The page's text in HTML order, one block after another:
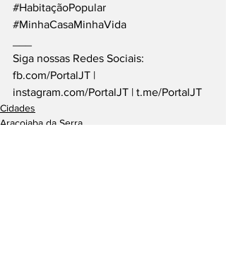
#HabitaçãoPopular
#MinhaCasaMinhaVida
Siga nossas Redes Sociais:
fb.com/PortalJT |
instagram.com/PortalJT | t.me/PortalJT
Cidades
Araçoiaba da Serra